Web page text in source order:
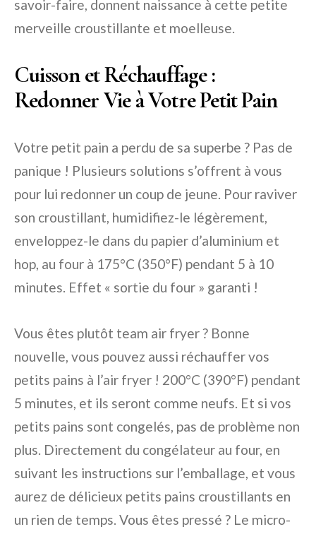
savoir-faire, donnent naissance à cette petite
merveille croustillante et moelleuse.
Cuisson et Réchauffage :
Redonner Vie à Votre Petit Pain
Votre petit pain a perdu de sa superbe ? Pas de
panique ! Plusieurs solutions s’offrent à vous
pour lui redonner un coup de jeune. Pour raviver
son croustillant, humidifiez-le légèrement,
enveloppez-le dans du papier d’aluminium et
hop, au four à 175°C (350°F) pendant 5 à 10
minutes. Effet « sortie du four » garanti !
Vous êtes plutôt team air fryer ? Bonne
nouvelle, vous pouvez aussi réchauffer vos
petits pains à l’air fryer ! 200°C (390°F) pendant
5 minutes, et ils seront comme neufs. Et si vos
petits pains sont congelés, pas de problème non
plus. Directement du congélateur au four, en
suivant les instructions sur l’emballage, et vous
aurez de délicieux petits pains croustillants en
un rien de temps. Vous êtes pressé ? Le micro-